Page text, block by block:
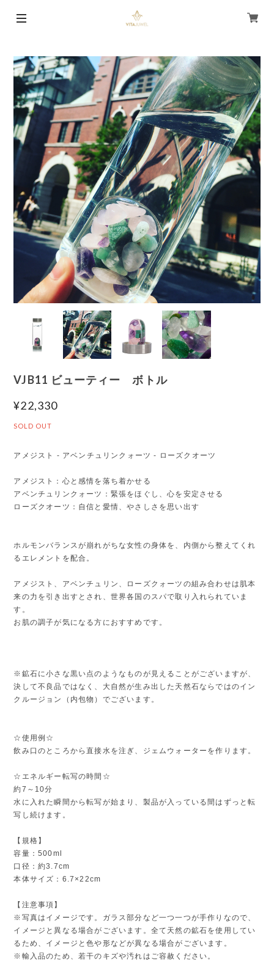
VJB11 ビューティー ボトル
¥22,330
SOLD OUT
アメジスト - アベンチュリンクォーツ - ローズクオーツ
アメジスト：心と感情を落ち着かせる
アベンチュリンクォーツ：緊張をほぐし、心を安定させる
ローズクオーツ：自信と愛情、やさしさを思い出す
ホルモンバランスが崩れがちな女性の身体を、内側から整えてくれ
るエレメントを配合。
アメジスト、アベンチュリン、ローズクォーツの組み合わせは肌本
来の力を引き出すとされ、世界各国のスパで取り入れられていま
す。
お肌の調子が気になる方におすすめです。
※鉱石に小さな黒い点のようなものが見えることがございますが、
決して不良品ではなく、大自然が生み出した天然石ならではのイン
クルージョン（内包物）でございます。
☆使用例☆
飲み口のところから直接水を注ぎ、ジェムウォーターを作ります。
☆エネルギー転写の時間☆
約7～10分
水に入れた瞬間から転写が始まり、製品が入っている間はずっと転
写し続けます。
【規格】
容量：500ml
口径：約3.7cm
本体サイズ：6.7×22cm
【注意事項】
※写真はイメージです。ガラス部分など一つ一つが手作りなので、
イメージと異なる場合がございます。全て天然の鉱石を使用してい
るため、イメージと色や形などが異なる場合がございます。
※輸入品のため、若干のキズや汚れはご容赦ください。